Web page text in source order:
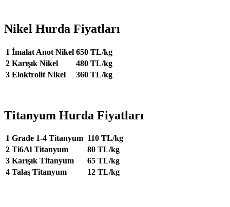
Nikel Hurda Fiyatları
1 İmalat Anot Nikel 650 TL/kg
2 Karışık Nikel
480 TL/kg
3 Eloktrolit Nikel 360 TL/kg
Titanyum Hurda Fiyatları
1 Grade 1-4 Titanyum 110 TL/kg
2 Ti6Al Titanyum
80 TL/kg
3 Karışık Titanyum
65 TL/kg
4 Talaş Titanyum 12 TL/kg